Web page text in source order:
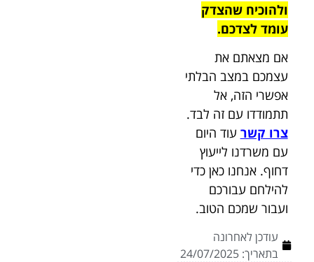
ולהוכיח שהצדק
עומד לצדכם.
אם מצאתם את
עצמכם במצב הבלתי
אפשרי הזה, אל
תתמודדו עם זה לבד.
צרו קשר עוד היום
עם משרדנו לייעוץ
דחוף. אנחנו כאן כדי
להילחם עבורכם
ועבור שמכם הטוב.
עודכן לאחרונה
בתאריך: 24/07/2025